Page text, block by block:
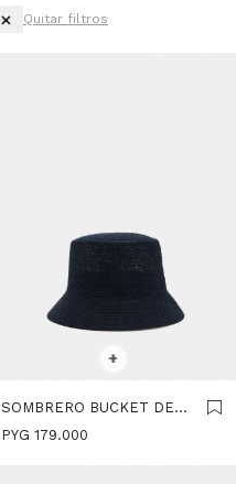
Quitar filtros
+
SOMBRERO BUCKET DE
PUNTO - AZUL-MARINO
PYG 179.000